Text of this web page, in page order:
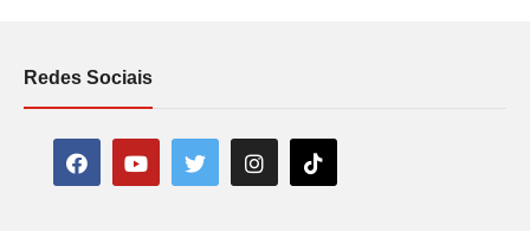
Redes Sociais